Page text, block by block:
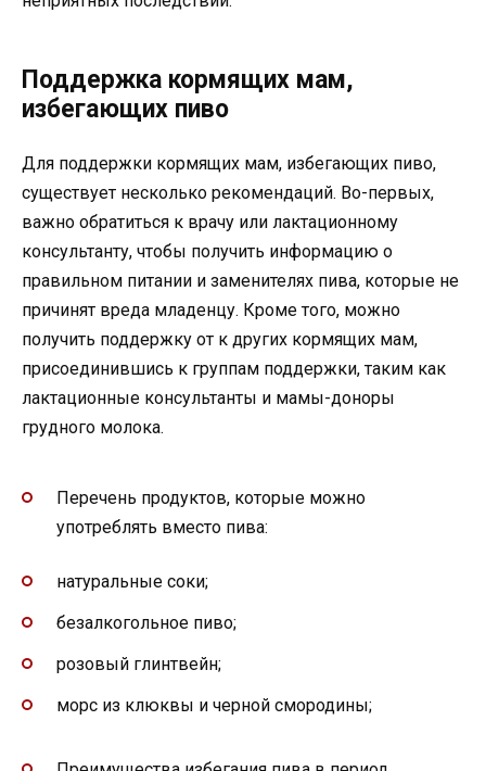
Поддержка кормящих мам,
избегающих пиво
Для поддержки кормящих мам, избегающих пиво,
существует несколько рекомендаций. Во-первых,
важно обратиться к врачу или лактационному
консультанту, чтобы получить информацию о
правильном питании и заменителях пива, которые не
причинят вреда младенцу. Кроме того, можно
получить поддержку от к других кормящих мам,
присоединившись к группам поддержки, таким как
лактационные консультанты и мамы-доноры
грудного молока.
Перечень продуктов, которые можно
употреблять вместо пива:
натуральные соки;
безалкогольное пиво;
розовый глинтвейн;
морс из клюквы и черной смородины;